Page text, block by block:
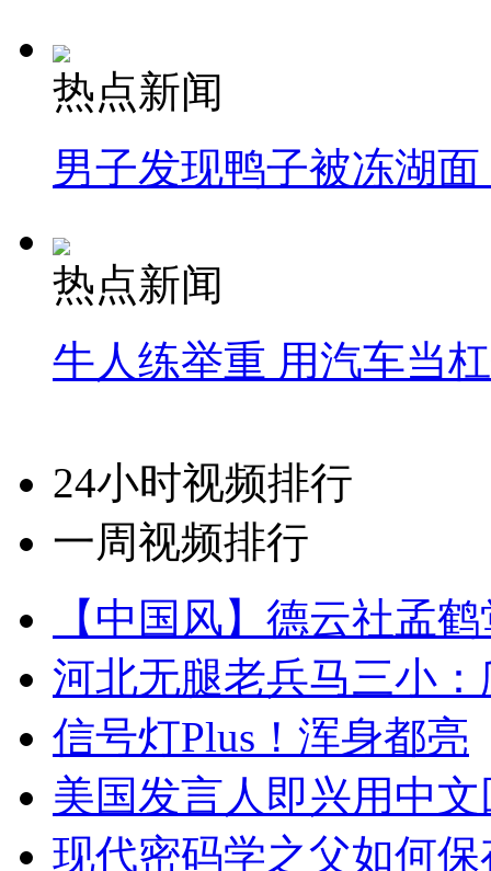
热点新闻
男子发现鸭子被冻湖
热点新闻
牛人练举重 用汽车当
24小时视频排行
一周视频排行
【中国风】德云社孟
河北无腿老兵马三小
信号灯Plus！浑身都亮
美国发言人即兴用中
现代密码学之父如何